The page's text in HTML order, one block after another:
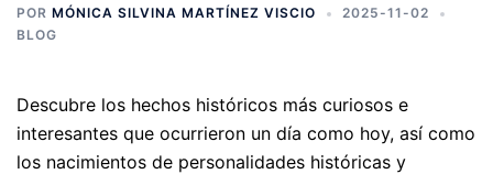
POR MÓNICA SILVINA MARTÍNEZ VISCIO
2025-11-02
BLOG
Descubre los hechos históricos más curiosos e
interesantes que ocurrieron un día como hoy, así como
los nacimientos de personalidades históricas y